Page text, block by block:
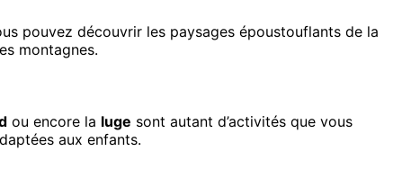
pouvez découvrir les paysages époustouflants de la
montagnes.
ou encore la luge sont autant d’activités que vous
aux enfants.